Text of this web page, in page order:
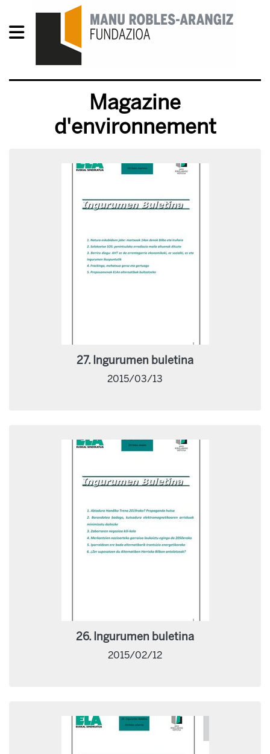
Magazine
d'environnement
27. Ingurumen buletina
2015/03/13
26. Ingurumen buletina
2015/02/12